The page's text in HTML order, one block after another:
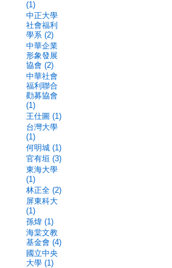
(1)
中正大學
社會福利
學系 (2)
中華企業
形象發展
協會 (2)
中華社會
福利聯合
勸募協會
(1)
王仕圖 (1)
台灣大學
(1)
何明城 (1)
官有垣 (3)
東海大學
(1)
林正全 (2)
屏東科大
(1)
孫煒 (1)
海棠文教
基金會 (4)
國立中央
大學 (1)